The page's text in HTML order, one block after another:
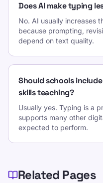
Does AI make typing
No. AI usually increases
because prompting,
depend on text quality.
Should schools
skills teaching?
Usually yes. Typing is a
supports many other
expected to perform.
Related Pages